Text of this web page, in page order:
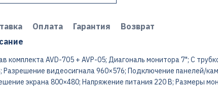
Оплата Гарантия
Возврат
комплекта AVD-705 + AVP-05; Диагональ монитора 7"; С
Разрешение видеосигнала 960×576; Подключение панелей/
экрана 800×480; Напряжение питания 220 В; Размеры